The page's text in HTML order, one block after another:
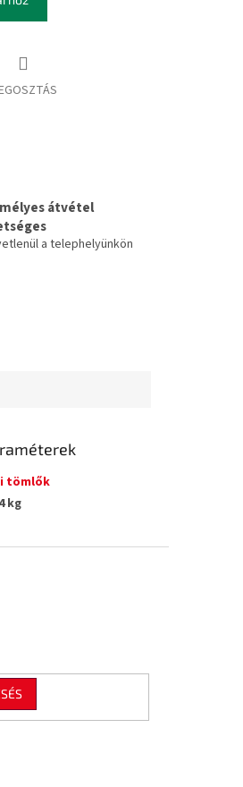
átvétel
a telephelyünkön
tömlők
kg